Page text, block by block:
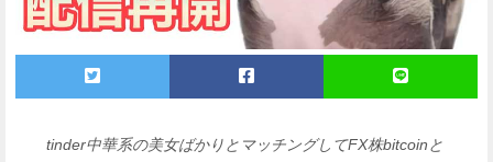
tinder中華系の美女ばかりとマッチングしてFX株bitcoinと